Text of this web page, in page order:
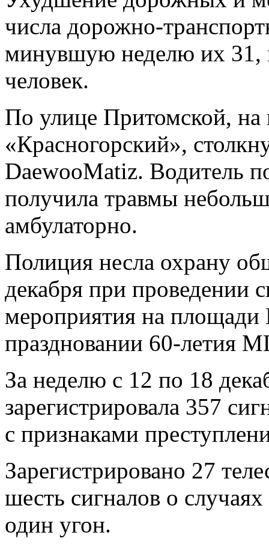
числа дорожно-
минувшую неделю их 31,
человек.
По улице Притомской, на
«Красногорский»,
DaewooMatiz. Водитель
получила травмы
амбулаторно.
Полиция несла охрану
декабря при проведении
мероприятия на
праздновании 60-летия
За неделю с 12 по 18
зарегистрировала 357
с признаками
Зарегистрировано 27
шесть сигналов о
один угон.